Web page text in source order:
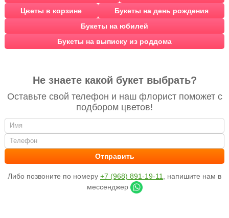
Цветы в корзине
Букеты на день рождения
Букеты на юбилей
Букеты на выписку из роддома
Не знаете какой букет выбрать?
Оставьте свой телефон и наш флорист поможет с
подбором цветов!
Либо позвоните по номеру +7 (968) 891-19-11
, напишите нам в
мессенджер